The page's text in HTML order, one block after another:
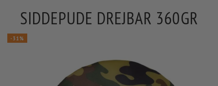
SIDDEPUDE DREJBAR 360GR
-31%